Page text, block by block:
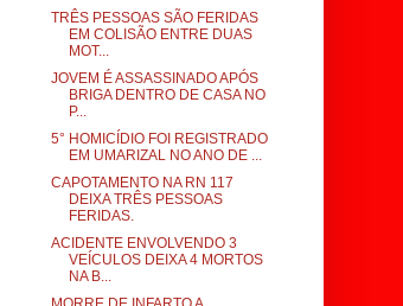
TRÊS PESSOAS SÃO FERIDAS
EM COLISÃO ENTRE DUAS
MOT...
JOVEM É ASSASSINADO APÓS
BRIGA DENTRO DE CASA NO
P...
5° HOMICÍDIO FOI REGISTRADO
EM UMARIZAL NO ANO DE ...
CAPOTAMENTO NA RN 117
DEIXA TRÊS PESSOAS
FERIDAS.
ACIDENTE ENVOLVENDO 3
VEÍCULOS DEIXA 4 MORTOS
NA B...